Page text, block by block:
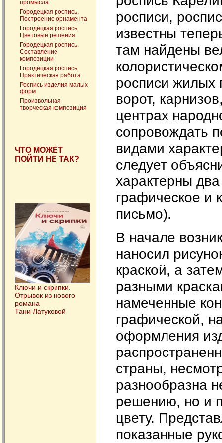
промысла
Городецкая роспись.
Построение орнамента
Городецкая роспись.
Цветовые решения
Городецкая роспись.
Составление
композиции
Городецкая роспись.
Практическая работа
Роспись изделия малых
форм
Произвольная
творческая композиция
ЧТО МОЖЕТ
ПОЙТИ НЕ ТАК?
Ключи и скрипки.
Отрывок из нового
романа
Тани Латуковой
росписи,
известны
там найдены
росписи жилых
ворот,
центрах
сопровождать
видами
следует
характерны
графическое и
письмо).
В начале
наносил
краской, а
разными
намеченные
графической,
оформления
страны,
разнообразна
решению, но и
цвету.
показанные